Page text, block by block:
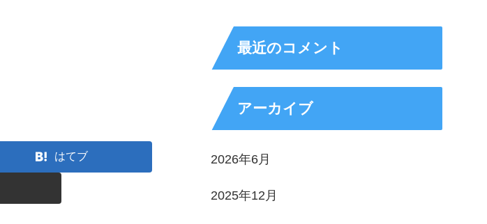
はてブ
最近のコメント
アーカイブ
2026年6月
2025年12月